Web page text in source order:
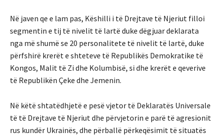
Në javen qe e lam pas, Këshilli i të Drejtave të Njeriut filloi
segmentin e tij të nivelit të lartë duke dëgjuar deklarata
nga më shumë se 20 personalitete të nivelit të lartë, duke
përfshirë krerët e shteteve të Republikës Demokratike të
Kongos, Malit të Zi dhe Kolumbisë, si dhe krerët e qeverive
të Republikën Çeke dhe Jemenin.
Në këtë shtatëdhjetë e pesë vjetor të Deklaratës Universale
të të Drejtave të Njeriut dhe përvjetorin e parë të agresionit
rus kundër Ukrainës, dhe përballë përkeqësimit të situatës